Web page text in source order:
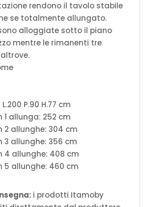
rendono il tavolo stabile
se totalmente allungato.
alloggiate sotto il piano
mentre le rimanenti tre
P.90 H.77 cm
1 allunga: 252 cm
2 allunghe: 304 cm
3 allunghe: 356 cm
4 allunghe: 408 cm
5 allunghe: 460 cm
i prodotti Itamoby